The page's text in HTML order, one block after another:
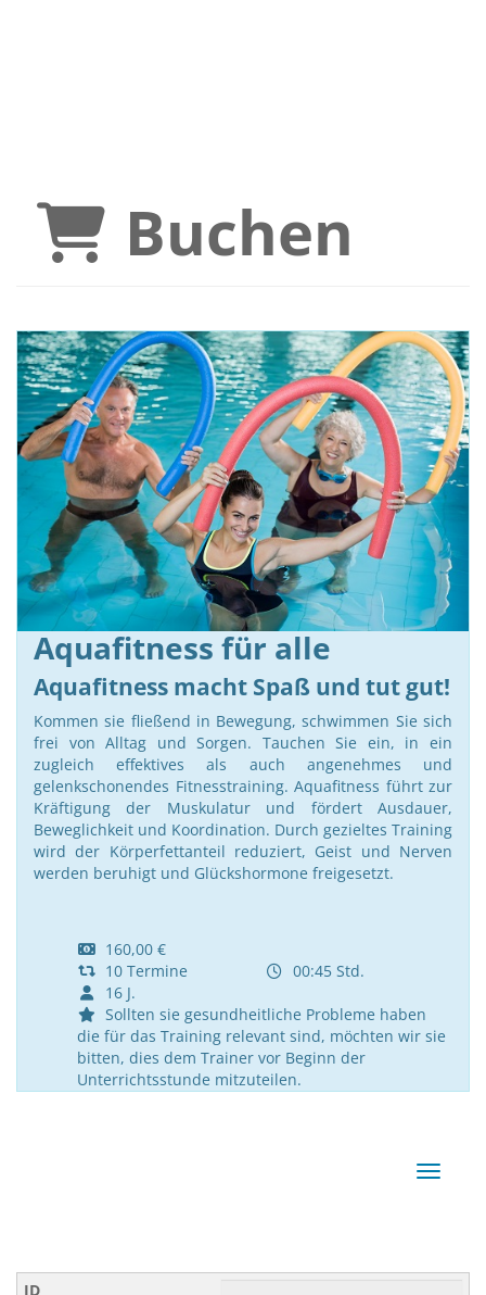
Buchen
Aquafitness für alle
Aquafitness macht Spaß und tut gut!
Kommen sie fließend in Bewegung, schwimmen Sie sich
frei von Alltag und Sorgen. Tauchen Sie ein, in ein
zugleich effektives als auch angenehmes und
gelenkschonendes Fitnesstraining. Aquafitness führt zur
Kräftigung der Muskulatur und fördert Ausdauer,
Beweglichkeit und Koordination. Durch gezieltes Training
wird der Körperfettanteil reduziert, Geist und Nerven
werden beruhigt und Glückshormone freigesetzt.
160,00 €
10 Termine
00:45 Std.
16 J.
Sollten sie gesundheitliche Probleme haben
die für das Training relevant sind, möchten wir sie
bitten, dies dem Trainer vor Beginn der
Unterrichtsstunde mitzuteilen.